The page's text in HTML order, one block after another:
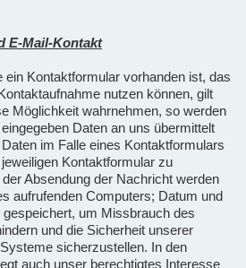
E-Mail-Kontakt
ein Kontaktformular vorhanden ist, das
nutzen können, gilt
Möglichkeit wahrnehmen, so werden
Daten an uns übermittelt
im Falle eines Kontaktformulars
Kontaktformular zu
Absendung der Nachricht werden
aufrufenden Computers; Datum und
um Missbrauch des
und die Sicherheit unserer
sicherzustellen. In den
auch unser berechtigtes Interesse